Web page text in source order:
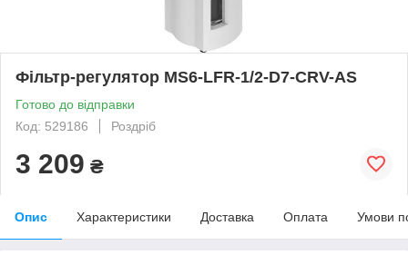
Фільтр-регулятор MS6-LFR-1/2-D7-CRV-AS
Готово до відправки
Код: 529186
Роздріб
3 209 ₴
Опис Характеристики Доставка Оплата Умови